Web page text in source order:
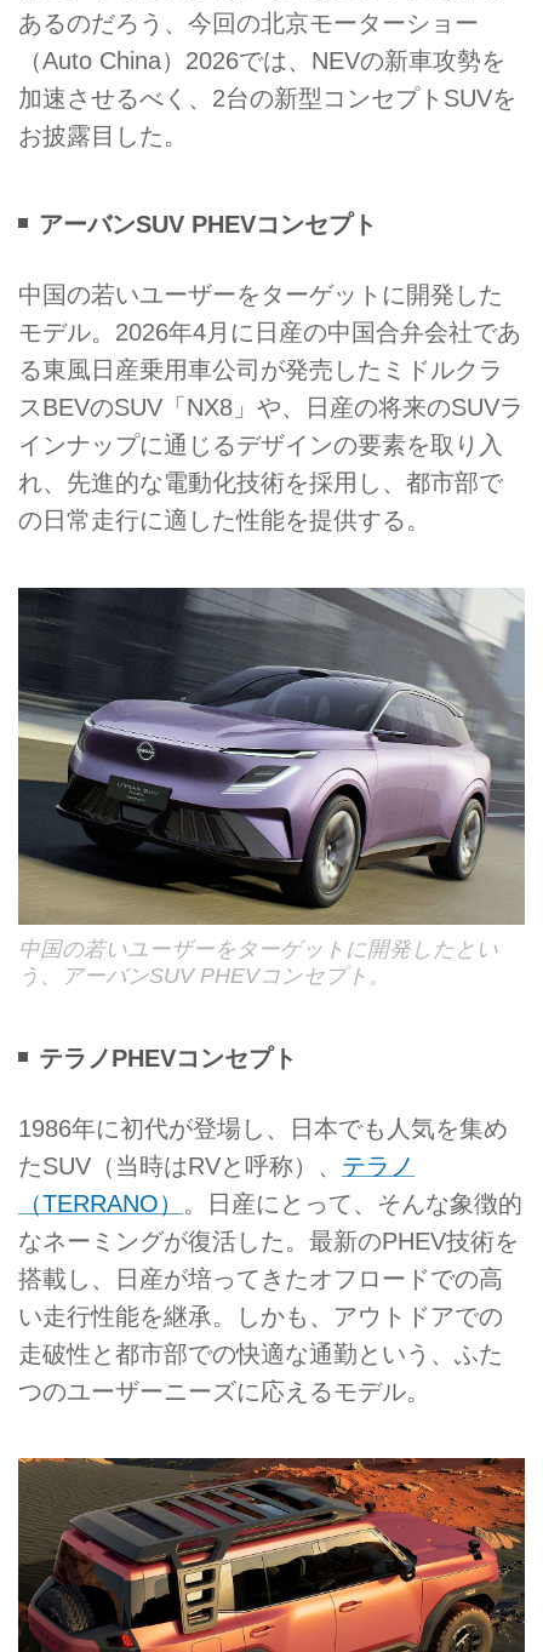
あるのだろう、今回の北京モーターショー
（Auto China）2026では、NEVの新車攻勢を
加速させるべく、2台の新型コンセプトSUVを
お披露目した。
アーバンSUV PHEVコンセプト
中国の若いユーザーをターゲットに開発した
モデル。2026年4月に日産の中国合弁会社であ
る東風日産乗用車公司が発売したミドルクラ
スBEVのSUV「NX8」や、日産の将来のSUVラ
インナップに通じるデザインの要素を取り入
れ、先進的な電動化技術を採用し、都市部で
の日常走行に適した性能を提供する。
中国の若いユーザーをターゲットに開発したとい
う、アーバンSUV PHEVコンセプト。
テラノPHEVコンセプト
1986年に初代が登場し、日本でも人気を集め
たSUV（当時はRVと呼称）、 テラノ
（TERRANO） 。日産にとって、そんな象徴的
なネーミングが復活した。最新のPHEV技術を
搭載し、日産が培ってきたオフロードでの高
い走行性能を継承。しかも、アウトドアでの
走破性と都市部での快適な通勤という、ふた
つのユーザーニーズに応えるモデル。